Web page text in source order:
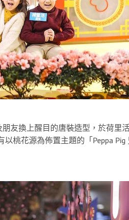
友換上醒目的唐裝造型，於荷里
桃花源為佈置主題的「Peppa Pig